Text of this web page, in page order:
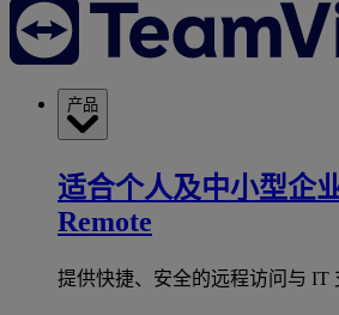
产品
适合个人及中小型企
Remote
提供快捷、安全的远程访问与 IT